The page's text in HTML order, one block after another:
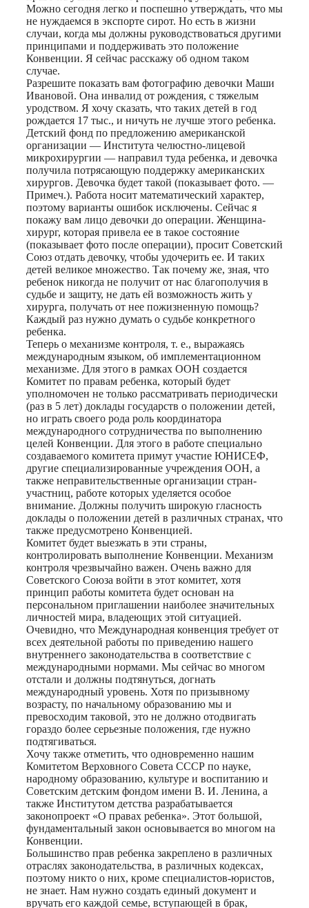
Можно сегодня легко и поспешно утверждать, что мы
не нуждаемся в экспорте сирот. Но есть в жизни
случаи, когда мы должны руководствоваться другими
принципами и поддерживать это положение
Конвенции. Я сейчас расскажу об одном таком
случае.
Разрешите показать вам фотографию девочки Маши
Ивановой. Она инвалид от рождения, с тяжелым
уродством. Я хочу сказать, что таких детей в год
рождается 17 тыс., и ничуть не лучше этого ребенка.
Детский фонд по предложению американской
организации — Института челюстно-лицевой
микрохирургии — направил туда ребенка, и девочка
получила потрясающую поддержку американских
хирургов. Девочка будет такой (показывает фото. —
Примеч.). Работа носит математический характер,
поэтому варианты ошибок исключены. Сейчас я
покажу вам лицо девочки до операции. Женщина-
хирург, которая привела ее в такое состояние
(показывает фото после операции), просит Советский
Союз отдать девочку, чтобы удочерить ее. И таких
детей великое множество. Так почему же, зная, что
ребенок никогда не получит от нас благополучия в
судьбе и защиту, не дать ей возможность жить у
хирурга, получать от нее пожизненную помощь?
Каждый раз нужно думать о судьбе конкретного
ребенка.
Теперь о механизме контроля, т. е., выражаясь
международным языком, об имплементационном
механизме. Для этого в рамках ООН создается
Комитет по правам ребенка, который будет
уполномочен не только рассматривать периодически
(раз в 5 лет) доклады государств о положении детей,
но играть своего рода роль координатора
международного сотрудничества по выполнению
целей Конвенции. Для этого в работе специально
создаваемого комитета примут участие ЮНИСЕФ,
другие специализированные учреждения ООН, а
также неправительственные организации стран-
участниц, работе которых уделяется особое
внимание. Должны получить широкую гласность
доклады о положении детей в различных странах, что
также предусмотрено Конвенцией.
Комитет будет выезжать в эти страны,
контролировать выполнение Конвенции. Механизм
контроля чрезвычайно важен. Очень важно для
Советского Союза войти в этот комитет, хотя
принцип работы комитета будет основан на
персональном приглашении наиболее значительных
личностей мира, владеющих этой ситуацией.
Очевидно, что Международная конвенция требует от
всех деятельной работы по приведению нашего
внутреннего законодательства в соответствие с
международными нормами. Мы сейчас во многом
отстали и должны подтянуться, догнать
международный уровень. Хотя по призывному
возрасту, по начальному образованию мы и
превосходим таковой, это не должно отодвигать
гораздо более серьезные положения, где нужно
подтягиваться.
Хочу также отметить, что одновременно нашим
Комитетом Верховного Совета СССР по науке,
народному образованию, культуре и воспитанию и
Советским детским фондом имени В. И. Ленина, а
также Институтом детства разрабатывается
законопроект «О правах ребенка». Этот большой,
фундаментальный закон основывается во многом на
Конвенции.
Большинство прав ребенка закреплено в различных
отраслях законодательства, в различных кодексах,
поэтому никто о них, кроме специалистов-юристов,
не знает. Нам нужно создать единый документ и
вручать его каждой семье, вступающей в брак,